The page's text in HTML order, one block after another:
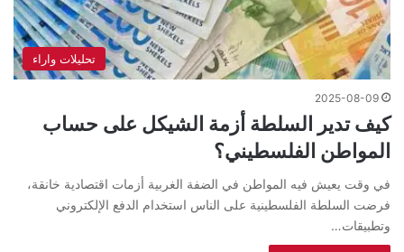
تحليلات واراء
2025-08-09
كيف تدير السلطة أزمة الشيكل على حساب
المواطن الفلسطيني؟
في وقت يعيش فيه المواطن في الضفة الغربية أزمات اقتصادية خانقة،
فرضت السلطة الفلسطينية على الناس استخدام الدفع الإلكتروني
وتطبيقات…